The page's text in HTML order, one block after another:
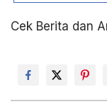
Cek Berita dan